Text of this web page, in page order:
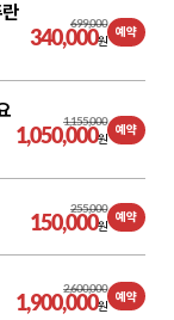
699,000
340,000원
예약
1,155,000
1,050,000원
예약
255,000
150,000원
예약
2,600,000
1,900,000원
예약